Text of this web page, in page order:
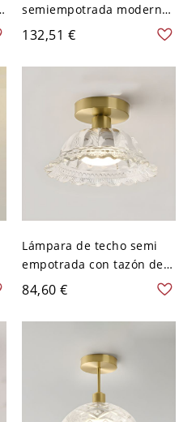
semiempotrada moderna
y natural en forma de
cuenco con pantalla de
madera y compatible con
A 120 V 13,97 cm
132,51 €
Lámpara de techo semi
empotrada con tazón de
flamenco dorado y
transparente - 110 A 120
84,60 €